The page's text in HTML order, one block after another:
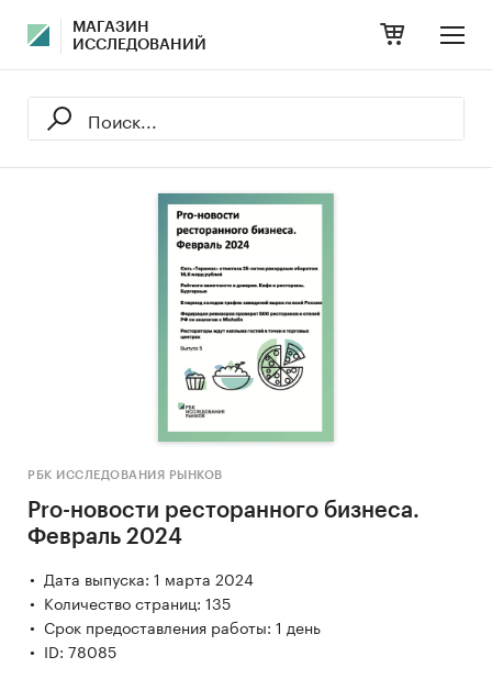
МАГАЗИН
ИССЛЕДОВАНИЙ
РБК ИССЛЕДОВАНИЯ РЫНКОВ
Pro-новости ресторанного бизнеса.
Февраль 2024
Дата выпуска: 1 марта 2024
Количество страниц: 135
Срок предоставления работы: 1 день
ID: 78085